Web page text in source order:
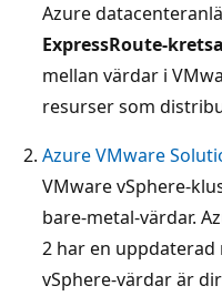
Azure
ExpressRoute-
mellan värdar i
resurser som
Azure VMware
VMware vSphere-
bare-metal-värdar.
2 har en
vSphere-värdar är